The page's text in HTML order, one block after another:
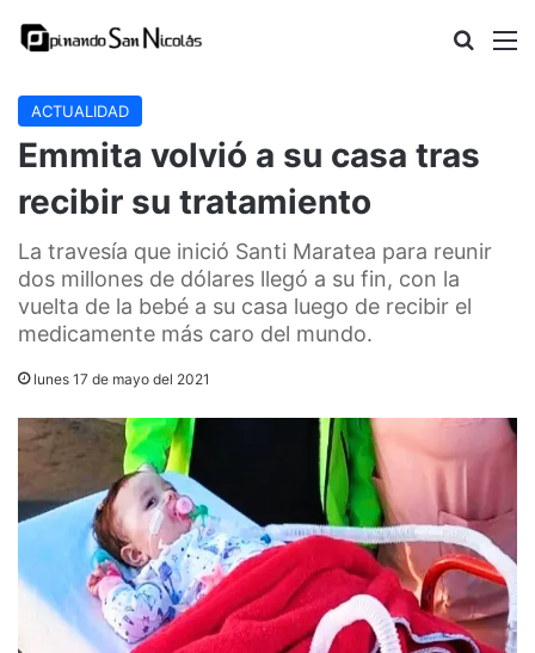
Buscar
ACTUALIDAD
Emmita volvió a su casa tras
recibir su tratamiento
La travesía que inició Santi Maratea para reunir
dos millones de dólares llegó a su fin, con la
vuelta de la bebé a su casa luego de recibir el
medicamente más caro del mundo.
lunes 17 de mayo del 2021